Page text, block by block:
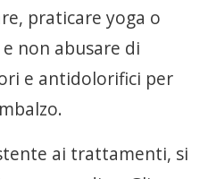
praticare yoga o
non abusare di
e antidolorifici per
ai trattamenti, si